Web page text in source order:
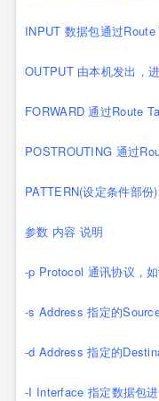
INPUT 数据包通过
OUTPUT 由本机发出，
FORWARD 通过Route
POSTROUTING 通过
PATTERN(设定条件部份
参数 内容 说明
-p Protocol 通讯协议，
-s Address 指定的
-d Address 指定的
-I Interface 指定数据包